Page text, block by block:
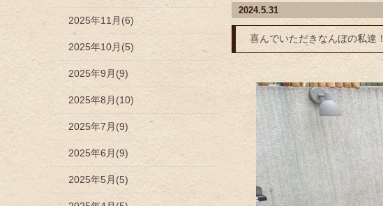
2024.5.31
喜んでいただきなんぼの私達！
2025年11月(6)
2025年10月(5)
2025年9月(9)
2025年8月(10)
2025年7月(9)
2025年6月(9)
2025年5月(5)